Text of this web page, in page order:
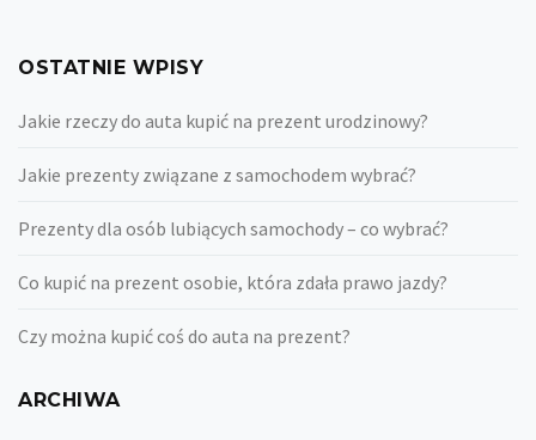
OSTATNIE WPISY
Jakie rzeczy do auta kupić na prezent urodzinowy?
Jakie prezenty związane z samochodem wybrać?
Prezenty dla osób lubiących samochody – co wybrać?
Co kupić na prezent osobie, która zdała prawo jazdy?
Czy można kupić coś do auta na prezent?
ARCHIWA